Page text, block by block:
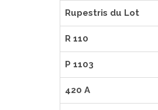
Rupestris du Lot
R 110
P 1103
420 A